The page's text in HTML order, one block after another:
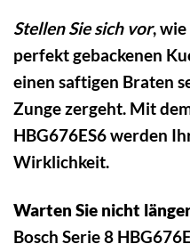
Stellen Sie sich vor,
perfekt gebackenen
einen saftigen Braten
Zunge zergeht. Mit
HBG676ES6 werden
Wirklichkeit.
Warten Sie nicht
Bosch Serie 8